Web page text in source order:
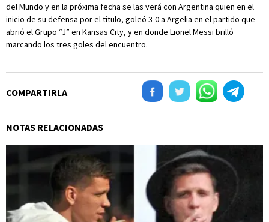
del Mundo y en la próxima fecha se las verá con Argentina quien en el
inicio de su defensa por el título, goleó 3-0 a Argelia en el partido que
abrió el Grupo “J” en Kansas City, y en donde Lionel Messi brilló
marcando los tres goles del encuentro.
COMPARTIRLA
NOTAS RELACIONADAS